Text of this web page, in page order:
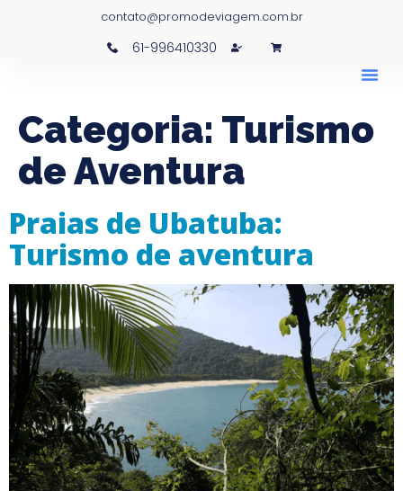
contato@promodeviagem.com.br
61-996410330
Categoria: Turismo
de Aventura
Praias de Ubatuba:
Turismo de aventura